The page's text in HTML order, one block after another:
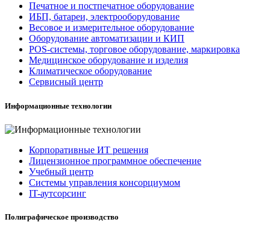
Печатное и постпечатное оборудование
ИБП, батареи, электрооборудование
Весовое и измерительное оборудование
Оборудование автоматизации и КИП
POS-системы, торговое оборудование, маркировка
Медицинское оборудование и изделия
Климатическое оборудование
Сервисный центр
Информационные технологии
Корпоративные ИТ решения
Лицензионное программное обеспечение
Учебный центр
Системы управления консорциумом
IT-аутсорсинг
Полиграфическое производство